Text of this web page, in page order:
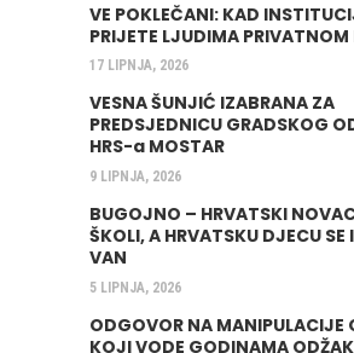
VE POKLEČANI: KAD
PRIJETE LJUDIMA
17 LIPNJA, 2026
VESNA ŠUNJIĆ IZABRANA ZA
PREDSJEDNICU GRADSKOG
HRS-a MOSTAR
9 LIPNJA, 2026
BUGOJNO – HRVATSKI
ŠKOLI, A HRVATSKU DJECU SE
VAN
5 LIPNJA, 2026
ODGOVOR NA MANIPULACIJE
KOJI VODE GODINAMA ODŽAK